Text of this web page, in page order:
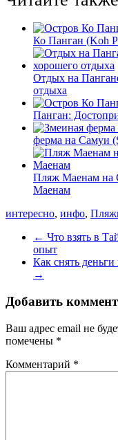
Ко Панган (Koh
Отдых на
отдыха
Панган:
ферма на Самуи
Пляж Маенам на
Маенам
интересно, инфо,
← Что взять в
опыт
Как снять
→
Добавить
Ваш адрес email не
помечены *
Комментарий *